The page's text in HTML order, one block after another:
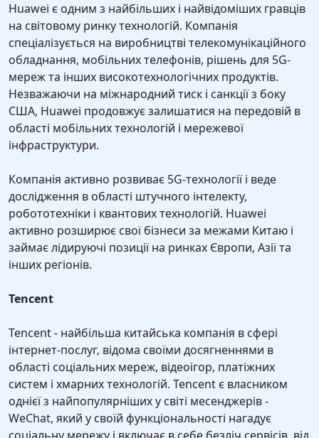
Huawei є одним з найбільших і найвідоміших гравців
на світовому ринку технологій. Компанія
спеціалізується на виробництві телекомунікаційного
обладнання, мобільних телефонів, рішень для 5G-
мереж та інших високотехнологічних продуктів.
Незважаючи на міжнародний тиск і санкції з боку
США, Huawei продовжує залишатися на передовій в
області мобільних технологій і мережевої
інфраструктури.
Компанія активно розвиває 5G-технології і веде
дослідження в області штучного інтелекту,
робототехніки і квантових технологій. Huawei
активно розширює свої бізнеси за межами Китаю і
займає лідируючі позиції на ринках Європи, Азії та
інших регіонів.
Tencent
Tencent - найбільша китайська компанія в сфері
інтернет-послуг, відома своїми досягненнями в
області соціальних мереж, відеоігор, платіжних
систем і хмарних технологій. Tencent є власником
однієї з найпопулярніших у світі месенджерів -
WeChat, який у своїй функціональності нагадує